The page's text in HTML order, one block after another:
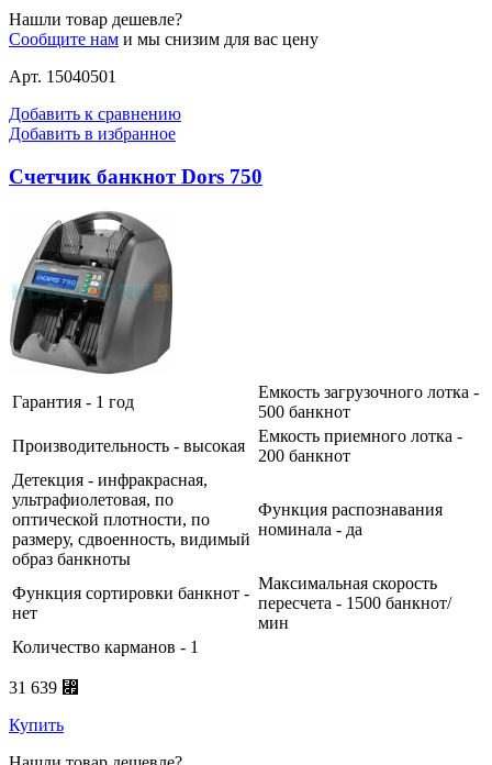
Нашли товар дешевле?
Сообщите нам и мы снизим для вас цену
Арт. 15040501
Добавить к сравнению
Добавить в избранное
Счетчик банкнот Dors 750
Гарантия - 1 год
Емкость загрузочного лотка -
500 банкнот
Производительность - высокая
Емкость приемного лотка -
200 банкнот
Детекция - инфракрасная,
ультрафиолетовая, по
оптической плотности, по
размеру, сдвоенность, видимый
образ банкноты
Функция распознавания
номинала - да
Функция сортировки банкнот -
нет
Максимальная скорость
пересчета - 1500 банкнот/
мин
Количество карманов - 1
31 639 ⃏
Купить